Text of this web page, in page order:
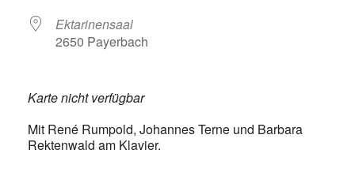
Ektarinensaal
2650 Payerbach
Karte nicht verfügbar
Mit René Rumpold, Johannes Terne und Barbara
Rektenwald am Klavier.